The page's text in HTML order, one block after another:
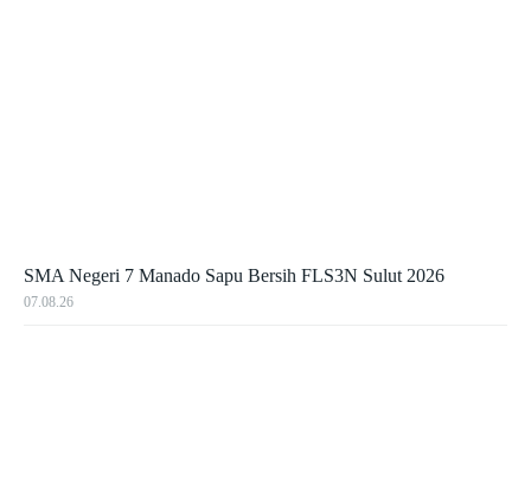
SMA Negeri 7 Manado Sapu Bersih FLS3N Sulut 2026
07.08.26